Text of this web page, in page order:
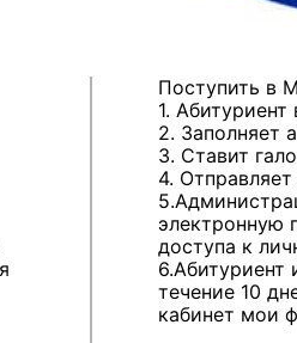
Поступить в
1.
2. Заполняет
3. Ставит
4. Отправляет
электронную
доступа к
6.Абитуриент
течение 10
кабинет мои